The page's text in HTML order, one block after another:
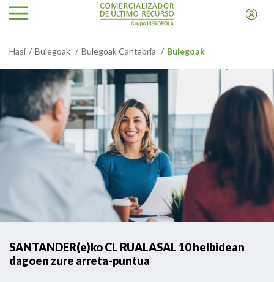
Hasi Bulegoak Bulegoak Cantabria Bulegoak
SANTANDER(e)ko CL RUALASAL 10 helbidean
dagoen zure arreta-puntua